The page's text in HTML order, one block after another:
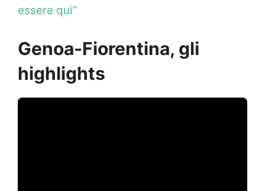
essere qui”
Genoa-Fiorentina, gli
highlights